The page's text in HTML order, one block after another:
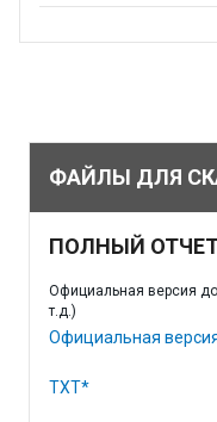
ФАЙЛЫ ДЛЯ
ПОЛНЫЙ
Официальная версия
т.д.)
Официальная
TXT*